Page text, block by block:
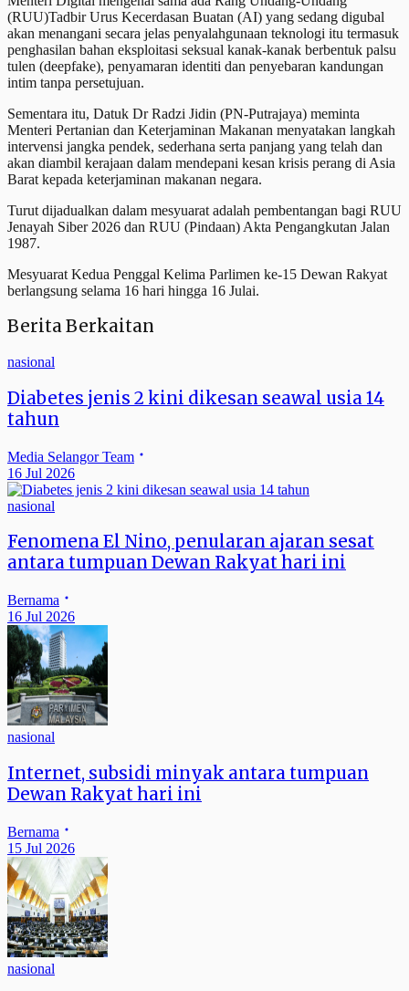
(RUU)Tadbir Urus Kecerdasan Buatan (AI) yang sedang digubal
akan menangani secara jelas penyalahgunaan teknologi itu termasuk
penghasilan bahan eksploitasi seksual kanak-kanak berbentuk palsu
tulen (deepfake), penyamaran identiti dan penyebaran kandungan
intim tanpa persetujuan.
Sementara itu, Datuk Dr Radzi Jidin (PN-Putrajaya) meminta
Menteri Pertanian dan Keterjaminan Makanan menyatakan langkah
intervensi jangka pendek, sederhana serta panjang yang telah dan
akan diambil kerajaan dalam mendepani kesan krisis perang di Asia
Barat kepada keterjaminan makanan negara.
Turut dijadualkan dalam mesyuarat adalah pembentangan bagi RUU
Jenayah Siber 2026 dan RUU (Pindaan) Akta Pengangkutan Jalan
1987.
Mesyuarat Kedua Penggal Kelima Parlimen ke-15 Dewan Rakyat
berlangsung selama 16 hari hingga 16 Julai.
Berita Berkaitan
nasional
Diabetes jenis 2 kini dikesan seawal usia 14
tahun
Media Selangor Team
16 Jul 2026
nasional
Fenomena El Nino, penularan ajaran sesat
antara tumpuan Dewan Rakyat hari ini
Bernama
16 Jul 2026
nasional
Internet, subsidi minyak antara tumpuan
Dewan Rakyat hari ini
Bernama
15 Jul 2026
nasional